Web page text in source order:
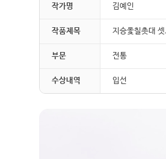
작가명 김예인
작품제목 지승옻칠촛대
부문 전통
수상내역 입선